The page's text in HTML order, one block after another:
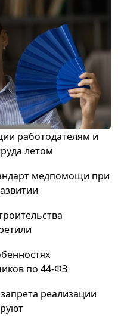
работодателям и
летом
медпомощи при
по 44-ФЗ
реализации